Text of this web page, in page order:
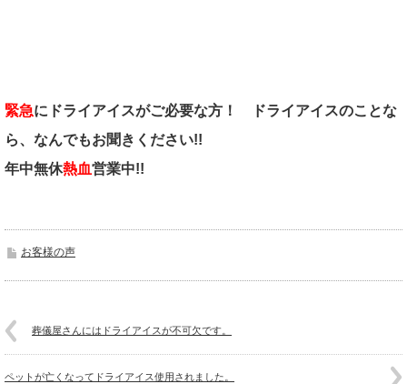
緊急にドライアイスがご必要な方！
ドライアイスのことな
ら、なんでもお聞きください!!
年中無休熱血営業中!!
お客様の声
葬儀屋さんにはドライアイスが不可欠です。
ペットが亡くなってドライアイス使用されました。